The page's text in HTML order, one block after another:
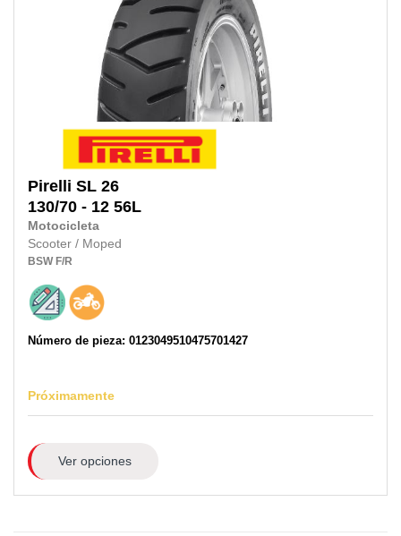
Pirelli SL 26
130/70 - 12 56L
Motocicleta
Scooter / Moped
BSW F/R
Número de pieza: 0123049510475701427
Próximamente
Ver opciones